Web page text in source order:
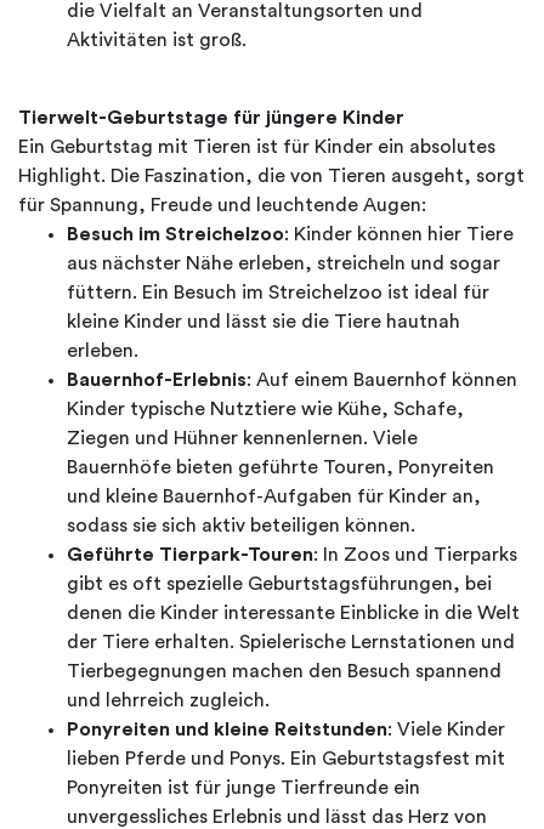
die Vielfalt an Veranstaltungsorten und
Aktivitäten ist groß.
Tierwelt-Geburtstage für jüngere Kinder
Ein Geburtstag mit Tieren ist für Kinder ein absolutes
Highlight. Die Faszination, die von Tieren ausgeht, sorgt
für Spannung, Freude und leuchtende Augen:
Besuch im Streichelzoo: Kinder können hier Tiere
aus nächster Nähe erleben, streicheln und sogar
füttern. Ein Besuch im Streichelzoo ist ideal für
kleine Kinder und lässt sie die Tiere hautnah
erleben.
Bauernhof-Erlebnis: Auf einem Bauernhof können
Kinder typische Nutztiere wie Kühe, Schafe,
Ziegen und Hühner kennenlernen. Viele
Bauernhöfe bieten geführte Touren, Ponyreiten
und kleine Bauernhof-Aufgaben für Kinder an,
sodass sie sich aktiv beteiligen können.
Geführte Tierpark-Touren: In Zoos und Tierparks
gibt es oft spezielle Geburtstagsführungen, bei
denen die Kinder interessante Einblicke in die Welt
der Tiere erhalten. Spielerische Lernstationen und
Tierbegegnungen machen den Besuch spannend
und lehrreich zugleich.
Ponyreiten und kleine Reitstunden: Viele Kinder
lieben Pferde und Ponys. Ein Geburtstagsfest mit
Ponyreiten ist für junge Tierfreunde ein
unvergessliches Erlebnis und lässt das Herz von